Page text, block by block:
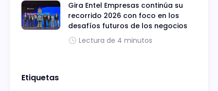
Gira Entel Empresas continúa su
recorrido 2026 con foco en los
desafíos futuros de los negocios
Lectura de 4 minutos
Etiquetas